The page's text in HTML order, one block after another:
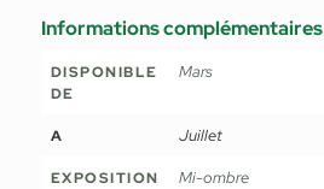
Informations complémentaires
DISPONIBLE
DE
Mars
A Juillet
EXPOSITION Mi-ombre